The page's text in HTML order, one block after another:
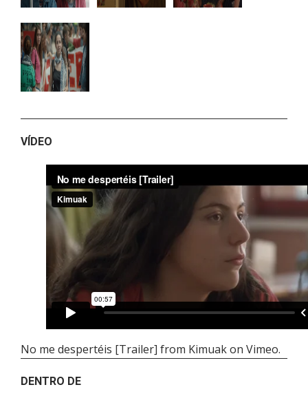
VÍDEO
No me despertéis [Trailer] from Kimuakon Vimeo.
DENTRO DE